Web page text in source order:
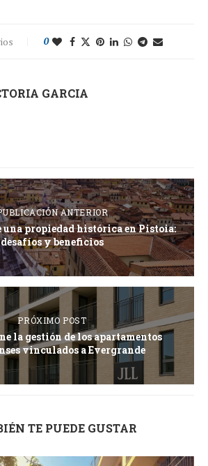
0
GARCIA
ANTERIOR
una propiedad histórica en Pistoia:
desafíos y beneficios
PRÓXIMO POST
la gestión de los apartamentos
vinculados a Evergrande
TE PUEDE GUSTAR